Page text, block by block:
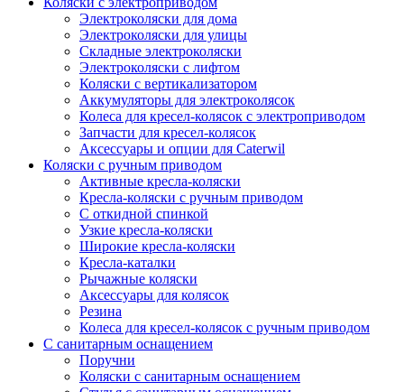
Электроколяски для дома
Электроколяски для улицы
Складные электроколяски
Электроколяски с лифтом
Коляски с вертикализатором
Аккумуляторы для электроколясок
Колеса для кресел-колясок с электроприводом
Запчасти для кресел-колясок
Аксессуары и опции для Caterwil
Коляски с ручным приводом
Активные кресла-коляски
Кресла-коляски с ручным приводом
С откидной спинкой
Узкие кресла-коляски
Широкие кресла-коляски
Кресла-каталки
Рычажные коляски
Аксессуары для колясок
Резина
Колеса для кресел-колясок с ручным приводом
С санитарным оснащением
Поручни
Коляски с санитарным оснащением